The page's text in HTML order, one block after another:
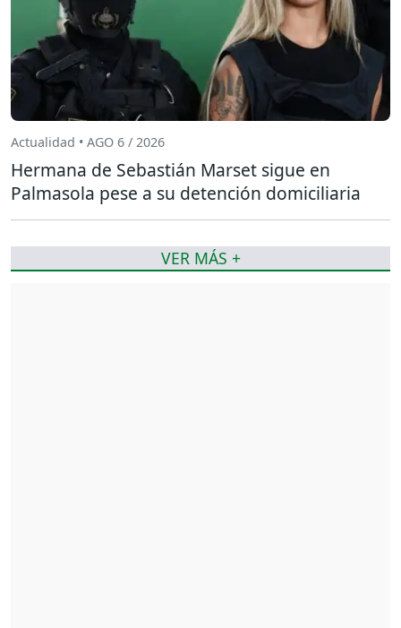
Actualidad • AGO 6 / 2026
Hermana de Sebastián Marset sigue en
Palmasola pese a su detención domiciliaria
VER MÁS +